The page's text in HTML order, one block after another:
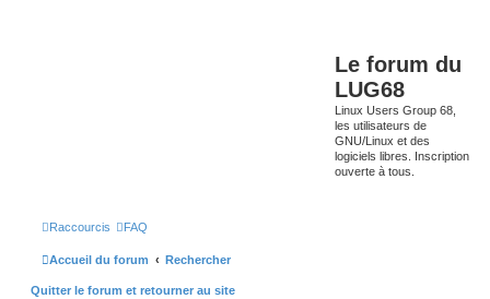
Le forum du
LUG68
Linux Users Group 68,
les utilisateurs de
GNU/Linux et des
logiciels libres. Inscription
ouverte à tous.
Raccourcis FAQ
Accueil du forum Rechercher
Quitter le forum et retourner au site